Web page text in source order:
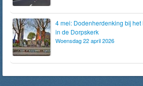
4 mei: Dodenherdenking bij
in de Dorpskerk
Woensdag 22 april 2026